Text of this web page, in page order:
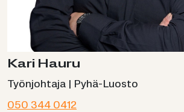
Kari Hauru
Työnjohtaja | Pyhä-Luosto
050 344 0412